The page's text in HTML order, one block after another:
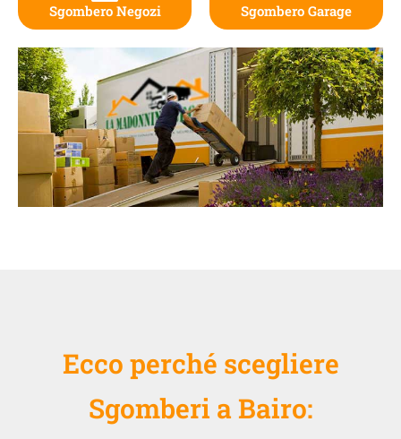
Sgombero Negozi Sgombero Garage
Ecco perché scegliere
Sgomberi a Bairo: